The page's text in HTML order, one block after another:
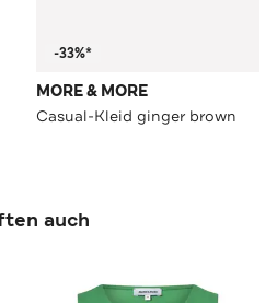
-33%*
MORE & MORE
Casual-Kleid ginger brown
auch